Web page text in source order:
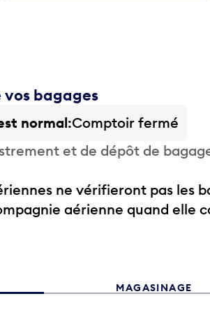
bagages
normal Comptoir fermé
et de dépôt de
ne vérifieront pas les
aérienne quand elle
MAGASINAGE